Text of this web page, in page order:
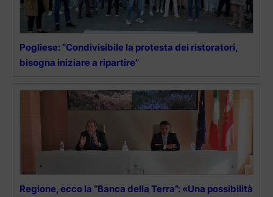
Pogliese: “Condivisibile la protesta dei ristoratori,
bisogna iniziare a ripartire”
Regione, ecco la “Banca della Terra”: «Una possibilità